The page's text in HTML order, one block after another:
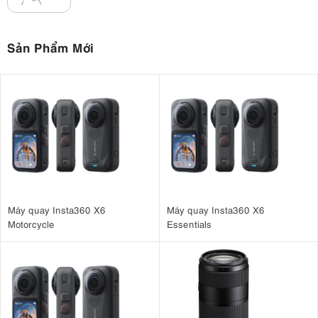
Chống gỉ sét vượt trội ngay cả khi làm việc trong môi trường ẩm
Đặc biệt với những studio chuyên nghiệp yêu cầu thiết bị phải hoạt
động lâu dài và liên tục, chất liệu inox chính là lựa chọn bền nhất,
Sản Phẩm Mới
Máy quay Insta360 X6
Motorcycle
Máy quay Insta360 X6
Essentials